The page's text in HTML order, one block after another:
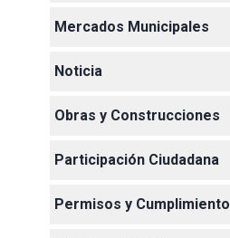
Mercados Municipales
Noticia
Obras y Construcciones
Participación Ciudadana
Permisos y Cumplimiento